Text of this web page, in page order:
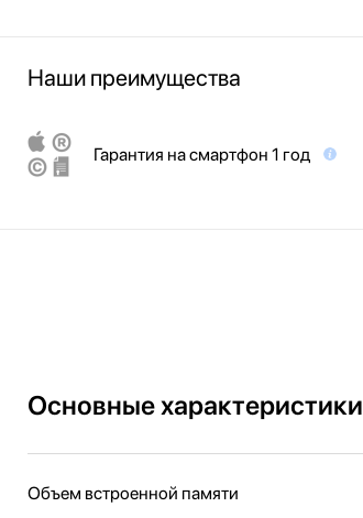
Наши преимущества
Гарантия на смартфон 1 год
Основные характеристики
Объем встроенной памяти